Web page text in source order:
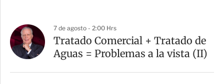
7 de agosto - 2:00 Hrs
Tratado Comercial + Tratado de
Aguas = Problemas a la vista (II)